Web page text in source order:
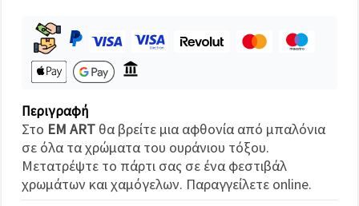
Αποδέχομαι
όλα!
Περιγραφή
Στο EM ART θα βρείτε μια αφθονία από μπαλόνια
σε όλα τα χρώματα του ουράνιου τόξου.
Μετατρέψτε το πάρτι σας σε ένα φεστιβάλ
χρωμάτων και χαμόγελων. Παραγγείλετε online.